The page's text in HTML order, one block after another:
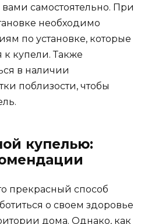
самостоятельно. При
необходимо
по установке, которые
купели. Также
в наличии
поблизости, чтобы
купелью:
прекрасный способ
о своем здоровье
дома. Однако, как